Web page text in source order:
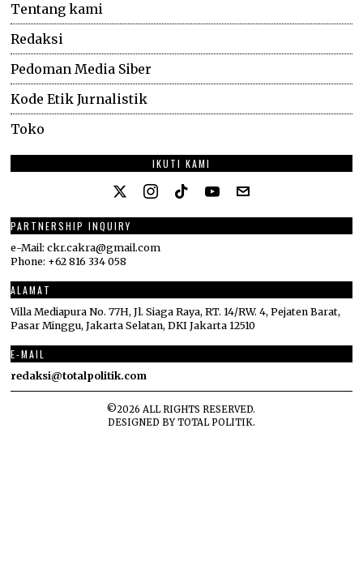
Tentang kami
Redaksi
Pedoman Media Siber
Kode Etik Jurnalistik
Toko
IKUTI KAMI
PARTNERSHIP INQUIRY
e-Mail: ckr.cakra@gmail.com
Phone: +62 816 334 058
ALAMAT
Villa Mediapura No. 77H, Jl. Siaga Raya, RT. 14/RW. 4, Pejaten Barat,
Pasar Minggu, Jakarta Selatan, DKI Jakarta 12510
E-MAIL
redaksi@totalpolitik.com
©2026 ALL RIGHTS RESERVED.
DESIGNED BYTOTAL POLITIK.